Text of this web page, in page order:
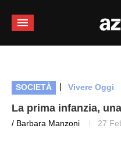
SOCIETÀ | Vivere Oggi
La prima infanzia,
/ Barbara Manzoni 27